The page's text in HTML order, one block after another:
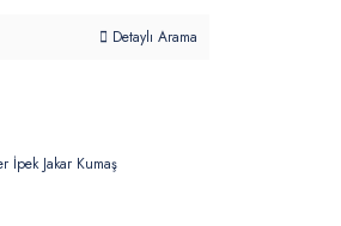
Detaylı Arama